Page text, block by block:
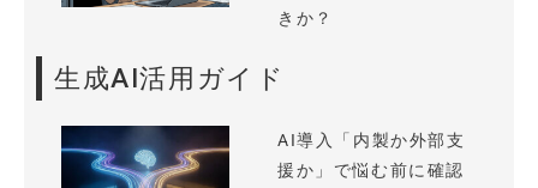
きか？
生成AI活用ガイド
AI導入「内製か外部支
援か」で悩む前に確認